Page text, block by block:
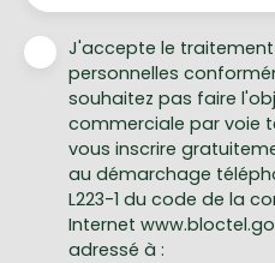
J'accepte le
personnelles
souhaitez pas faire
commerciale par voie
vous inscrire
au démarchage
L223-1 du code de la
Internet
adressé à :